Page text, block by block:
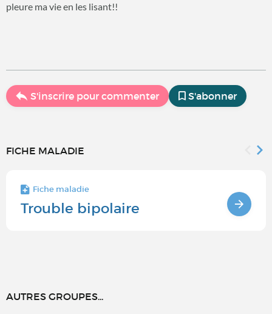
pleure ma vie en les lisant!!
S'inscrire pour commenter S'abonner
FICHE MALADIE
Fiche maladie
Trouble bipolaire
AUTRES GROUPES...